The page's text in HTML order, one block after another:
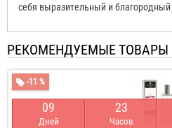
себя выразительный и благородный
РЕКОМЕНДУЕМЫЕ ТОВАРЫ
-11 %
09
Дней
23
Часов